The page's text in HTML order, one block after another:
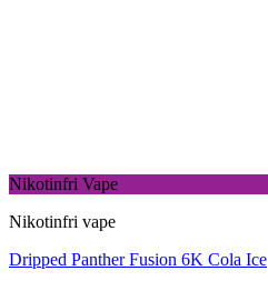
Nikotinfri Vape
Nikotinfri vape
Dripped Panther Fusion 6K Cola Ice